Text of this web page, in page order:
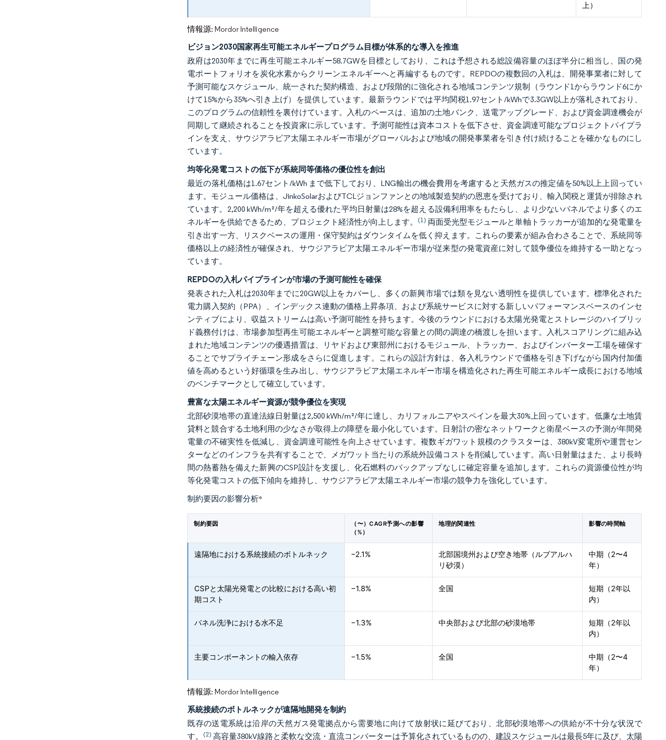
上）
情報源: Mordor Intelligence
ビジョン2030国家再生可能エネルギープログラム目標が体系的な導入を推進
政府は2030年までに再生可能エネルギー58.7GWを目標としており、これは予想される総設備容量のほぼ半分に相当し、国の発
電ポートフォリオを炭化水素からクリーンエネルギーへと再編するものです。REPDOの複数回の入札は、開発事業者に対して
予測可能なスケジュール、統一された契約構造、および段階的に強化される地域コンテンツ規制（ラウンド1からラウンド6にか
けて15%から35%へ引き上げ）を提供しています。最新ラウンドでは平均関税1.97セント/kWhで3.3GW以上が落札されており、
このプログラムの信頼性を裏付けています。入札のペースは、追加の土地バンク、送電アップグレード、および資金調達機会が
同期して継続されることを投資家に示しています。予測可能性は資本コストを低下させ、資金調達可能なプロジェクトパイプラ
インを支え、サウジアラビア太陽エネルギー市場がグローバルおよび地域の開発事業者を引き付け続けることを確かなものにし
ています。
均等化発電コストの低下が系統同等価格の優位性を創出
最近の落札価格は1.67セント/kWh まで低下しており、LNG輸出の機会費用を考慮すると天然ガスの推定値を50%以上上回ってい
ます。モジュール価格は、JinkoSolarおよびTCLジョンファンとの地域製造契約の恩恵を受けており、輸入関税と運賃が排除され
ています。2,200 kWh/m²/年を超える優れた平均日射量は28%を超える設備利用率をもたらし、より少ないパネルでより多くのエ
ネルギーを供給できるため、プロジェクト経済性が向上します。
(1) 両面受光型モジュールと単軸トラッカーが追加的な発電量を
引き出す一方、リスクベースの運用・保守契約はダウンタイムを低く抑えます。これらの要素が組み合わさることで、系統同等
価格以上の経済性が確保され、サウジアラビア太陽エネルギー市場が従来型の発電資産に対して競争優位を維持する一助となっ
ています。
REPDOの入札パイプラインが市場の予測可能性を確保
発表された入札は2030年までに20GW以上をカバーし、多くの新興市場では類を見ない透明性を提供しています。標準化された
電力購入契約（PPA）、インデックス連動の価格上昇条項、および系統サービスに対する新しいパフォーマンスベースのインセ
ンティブにより、収益ストリームは高い予測可能性を持ちます。今後のラウンドにおける太陽光発電とストレージのハイブリッ
ド義務付けは、市場参加型再生可能エネルギーと調整可能な容量との間の調達の橋渡しを担います。入札スコアリングに組み込
まれた地域コンテンツの優遇措置は、リヤドおよび東部州におけるモジュール、トラッカー、およびインバーター工場を確保す
ることでサプライチェーン形成をさらに促進します。これらの設計方針は、各入札ラウンドで価格を引き下げながら国内付加価
値を高めるという好循環を生み出し、サウジアラビア太陽エネルギー市場を構造化された再生可能エネルギー成長における地域
のベンチマークとして確立しています。
豊富な太陽エネルギー資源が競争優位を実現
北部砂漠地帯の直達法線日射量は2,500 kWh/m²/年に達し、カリフォルニアやスペインを最大30%上回っています。低廉な土地賃
貸料と競合する土地利用の少なさが取得上の障壁を最小化しています。日射計の密なネットワークと衛星ベースの予測が年間発
電量の不確実性を低減し、資金調達可能性を向上させています。複数ギガワット規模のクラスターは、380kV変電所や運営セン
ターなどのインフラを共有することで、メガワット当たりの系統外設備コストを削減しています。高い日射量はまた、より長時
間の熱蓄熱を備えた新興のCSP設計を支援し、化石燃料のバックアップなしに確定容量を追加します。これらの資源優位性が均
等化発電コストの低下傾向を維持し、サウジアラビア太陽エネルギー市場の競争力を強化しています。
制約要因の影響分析*
制約要因
（〜）CAGR予測への影響
（%）
地理的関連性 影響の時間軸
遠隔地における系統接続のボトルネック −2.1%
北部国境州および空き地帯（ルブアルハ
リ砂漠）
中期（2〜4
年）
CSPと太陽光発電との比較における高い初
期コスト
−1.8% 全国
短期（2年以
内）
パネル洗浄における水不足 −1.3% 中央部および北部の砂漠地帯
短期（2年以
内）
主要コンポーネントの輸入依存 −1.5% 全国
中期（2〜4
年）
情報源: Mordor Intelligence
系統接続のボトルネックが遠隔地開発を制約
既存の送電系統は沿岸の天然ガス発電拠点から需要地に向けて放射状に延びており、北部砂漠地帯への供給が不十分な状況で
す。
(2) 高容量380kV線路と柔軟な交流・直流コンバーターは予算化されているものの、建設スケジュールは最長5年に及び、太陽